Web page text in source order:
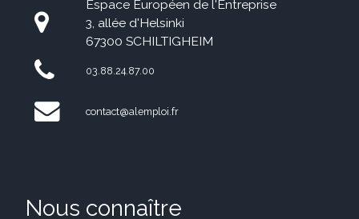
Espace Européen de l'Entreprise
3, allée d'Helsinki
67300 SCHILTIGHEIM
03.88.24.87.00
contact@alemploi.fr
Nous connaître